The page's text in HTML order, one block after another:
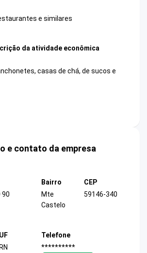
e similares
da atividade econômica
casas de chá, de sucos e
e contato da empresa
90
Bairro
Mte
Castelo
CEP
59146-340
UF
RN
Telefone
**********